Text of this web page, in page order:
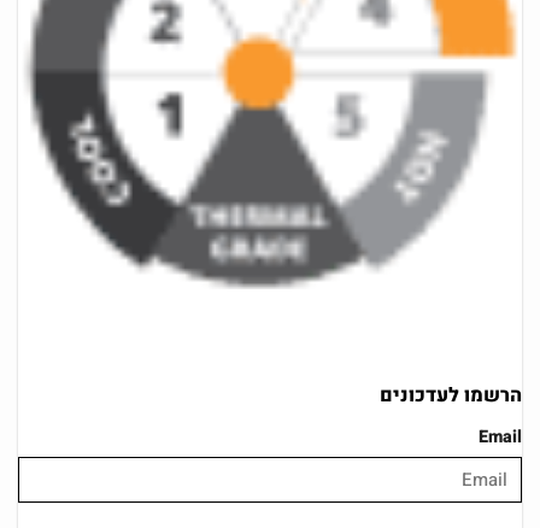
הרשמו לעדכונים
Email